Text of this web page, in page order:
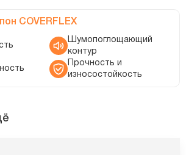
COVERFLEX
Шумопоглощающий
контур
Прочность и
износостойкость